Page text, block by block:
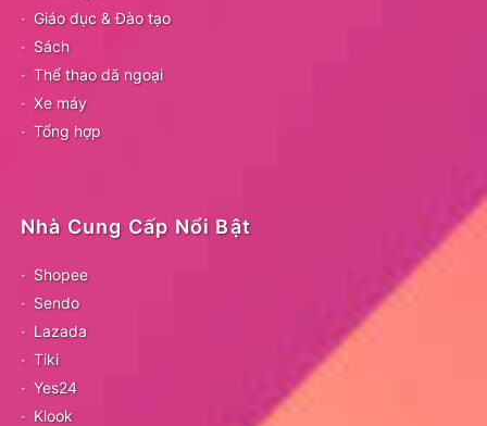
Giáo dục & Đào tạo
Sách
Thể thao dã ngoại
Xe máy
Tổng hợp
Nhà Cung Cấp Nổi Bật
Shopee
Sendo
Lazada
Tiki
Yes24
Klook